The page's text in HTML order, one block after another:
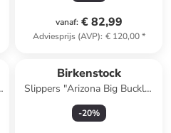
vanaf: € 82,99
Adviesprijs (AVP): € 120,00*
Birkenstock
Slippers "Arizona Big Buckle"
wit
-20%